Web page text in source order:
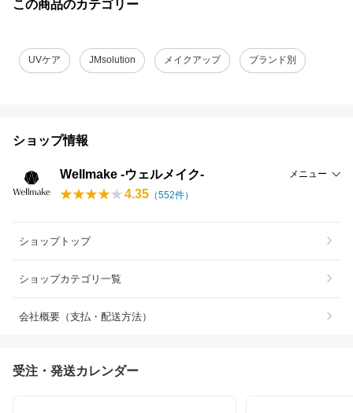
この商品のカテゴリー
UVケア JMsolution メイクアップ ブランド別
ショップ情報
Wellmake -ウェルメイク- メニュー
4.35 （552件）
ショップトップ
ショップカテゴリ一覧
会社概要（支払・配送方法）
受注・発送カレンダー